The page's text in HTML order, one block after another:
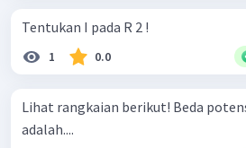
Tentukan I pada R 2 !
1 0.0
Lihat rangkaian berikut! Beda potensial hambatan 5 ohm
adalah....